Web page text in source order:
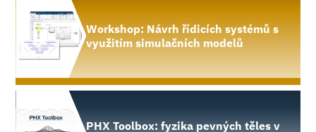
Workshop: Návrh řídicích systémů s
využitím simulačních modelů
PHX Toolbox: fyzika pevných těles v